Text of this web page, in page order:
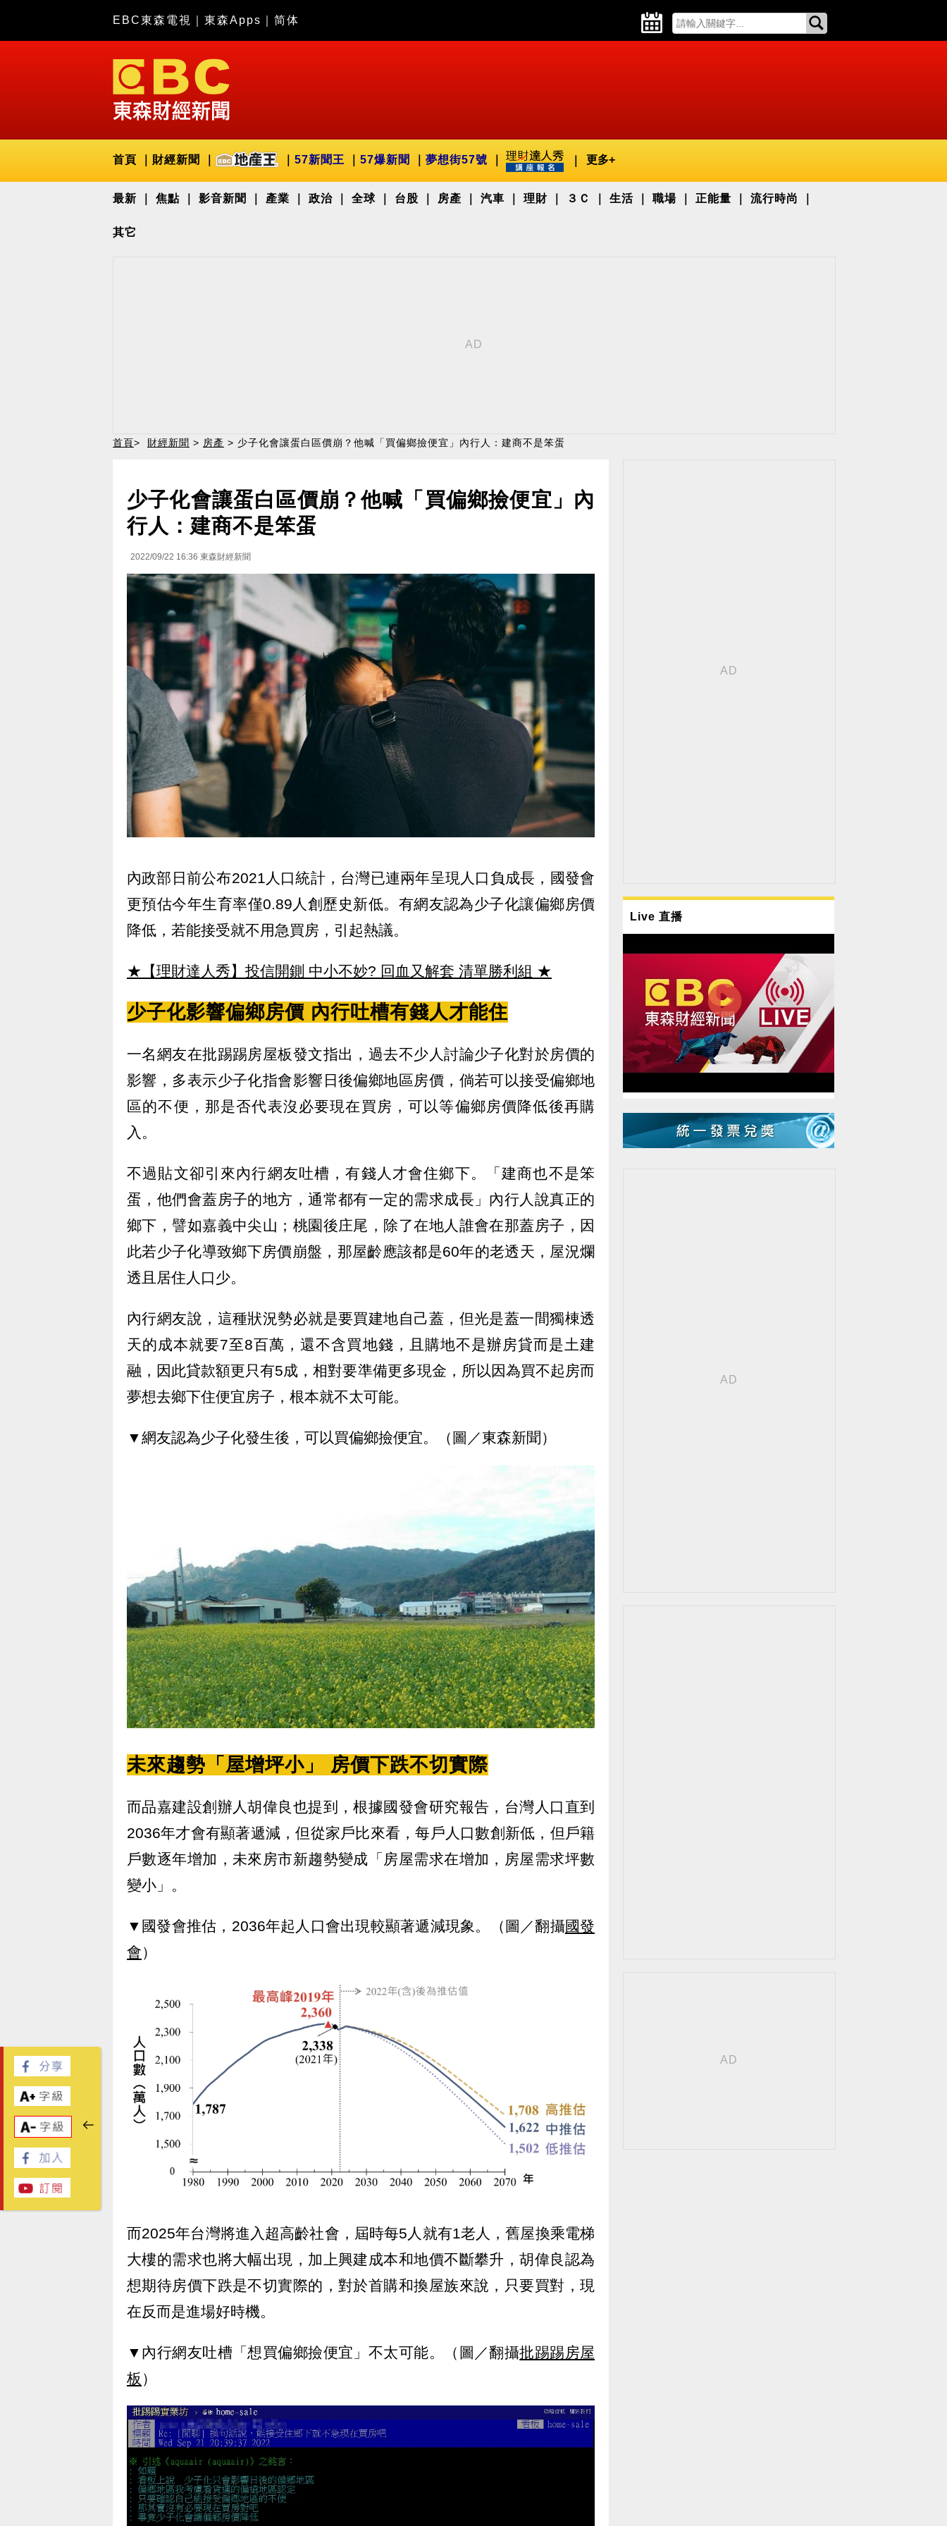
EBC東森電視 東森Apps 简体
首頁 財經新聞 57新聞王 57爆新聞 夢想街57號 更多+
最新 焦點 影音新聞 產業 政治 全球 台股 房產 汽車 理財 ３Ｃ 生活 職場 正能量 流行時尚
其它
首頁> 財經新聞 > 房產 > 少子化會讓蛋白區價崩？他喊「買偏鄉撿便宜」內行人：建商不是笨蛋
少子化會讓蛋白區價崩？他喊「買偏鄉撿便宜」內
行人：建商不是笨蛋
2022/09/22 16:36 東森財經新聞
內政部日前公布2021人口統計，台灣已連兩年呈現人口負成長，國發會
更預估今年生育率僅0.89人創歷史新低。有網友認為少子化讓偏鄉房價
降低，若能接受就不用急買房，引起熱議。
★【理財達人秀】投信開鍘 中小不妙? 回血又解套 清單勝利組 ★
少子化影響偏鄉房價 內行吐槽有錢人才能住
一名網友在批踢踢房屋板發文指出，過去不少人討論少子化對於房價的
影響，多表示少子化指會影響日後偏鄉地區房價，倘若可以接受偏鄉地
區的不便，那是否代表沒必要現在買房，可以等偏鄉房價降低後再購
入。
不過貼文卻引來內行網友吐槽，有錢人才會住鄉下。「建商也不是笨
蛋，他們會蓋房子的地方，通常都有一定的需求成長」內行人說真正的
鄉下，譬如嘉義中尖山；桃園後庄尾，除了在地人誰會在那蓋房子，因
此若少子化導致鄉下房價崩盤，那屋齡應該都是60年的老透天，屋況爛
透且居住人口少。
內行網友說，這種狀況勢必就是要買建地自己蓋，但光是蓋一間獨棟透
天的成本就要7至8百萬，還不含買地錢，且購地不是辦房貸而是土建
融，因此貸款額更只有5成，相對要準備更多現金，所以因為買不起房而
夢想去鄉下住便宜房子，根本就不太可能。
▼網友認為少子化發生後，可以買偏鄉撿便宜。（圖／東森新聞）
未來趨勢「屋增坪小」 房價下跌不切實際
而品嘉建設創辦人胡偉良也提到，根據國發會研究報告，台灣人口直到
2036年才會有顯著遞減，但從家戶比來看，每戶人口數創新低，但戶籍
戶數逐年增加，未來房市新趨勢變成「房屋需求在增加，房屋需求坪數
變小」。
▼國發會推估，2036年起人口會出現較顯著遞減現象。（圖／翻攝國發
會）
而2025年台灣將進入超高齡社會，屆時每5人就有1老人，舊屋換乘電梯
大樓的需求也將大幅出現，加上興建成本和地價不斷攀升，胡偉良認為
想期待房價下跌是不切實際的，對於首購和換屋族來說，只要買對，現
在反而是進場好時機。
▼內行網友吐槽「想買偏鄉撿便宜」不太可能。（圖／翻攝批踢踢房屋
板 ）
Live 直播